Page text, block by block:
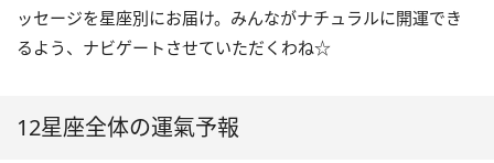
ッセージを星座別にお届け。みんながナチュラルに開運でき
るよう、ナビゲートさせていただくわね☆
12星座全体の運氣予報